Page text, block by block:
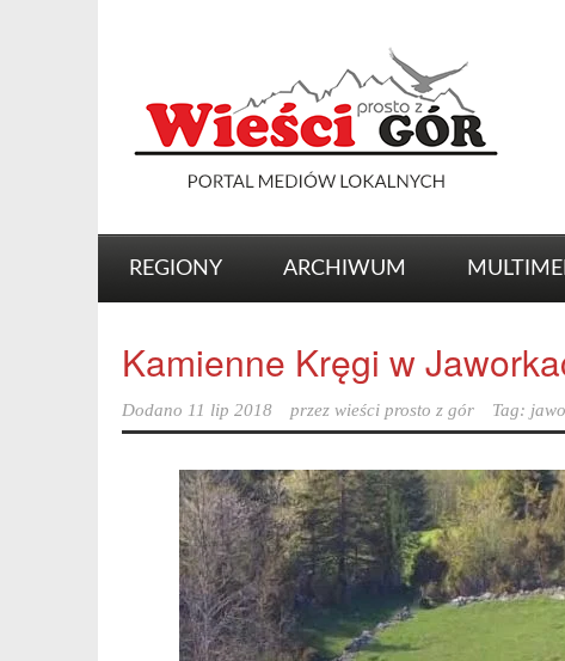
REGIONY ARCHIWUM
Kamienne Kręgi w
Dodano 11 lip 2018 przez wieści prosto z gór Tag: